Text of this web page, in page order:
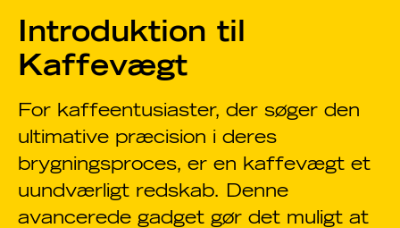
Introduktion til
Kaffevægt
For kaffeentusiaster, der søger den
ultimative præcision i deres
brygningsproces, er en kaffevægt et
uundværligt redskab. Denne
avancerede gadget gør det muligt at